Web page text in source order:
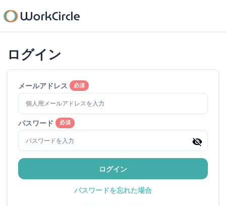
ログイン
メールアドレス 必須
パスワード 必須
ログイン
パスワードを忘れた場合